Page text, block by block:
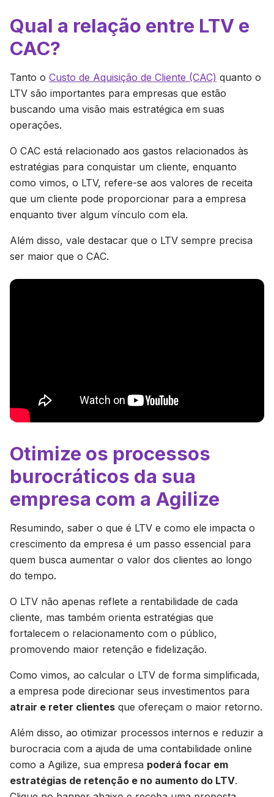
Qual a relação entre LTV e
CAC?
Tanto o Custo de Aquisição de Cliente (CAC) quanto o
LTV são importantes para empresas que estão
buscando uma visão mais estratégica em suas
operações.
O CAC está relacionado aos gastos relacionados às
estratégias para conquistar um cliente, enquanto
como vimos, o LTV, refere-se aos valores de receita
que um cliente pode proporcionar para a empresa
enquanto tiver algum vínculo com ela.
Além disso, vale destacar que o LTV sempre precisa
ser maior que o CAC.
Otimize os processos
burocráticos da sua
empresa com a Agilize
Resumindo, saber o que é LTV e como ele impacta o
crescimento da empresa é um passo essencial para
quem busca aumentar o valor dos clientes ao longo
do tempo.
O LTV não apenas reflete a rentabilidade de cada
cliente, mas também orienta estratégias que
fortalecem o relacionamento com o público,
promovendo maior retenção e fidelização.
Como vimos, ao calcular o LTV de forma simplificada,
a empresa pode direcionar seus investimentos para
atrair e reter clientes que ofereçam o maior retorno.
Além disso, ao otimizar processos internos e reduzir a
burocracia com a ajuda de uma contabilidade online
como a Agilize, sua empresa poderá focar em
estratégias de retenção e no aumento do LTV.